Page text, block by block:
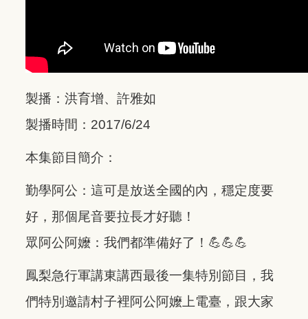
製播：洪育增、許雅如
製播時間：2017/6/24
本集節目簡介：
勤學阿公：這可是放送全國的內，穩定度要
好，那個尾音要拉長才好聽！
眾阿公阿嬤：我們都準備好了！💪💪💪
鳳梨急行軍講東講西最後一集特別節目，我
們特別邀請村子裡阿公阿嬤上電臺，跟大家